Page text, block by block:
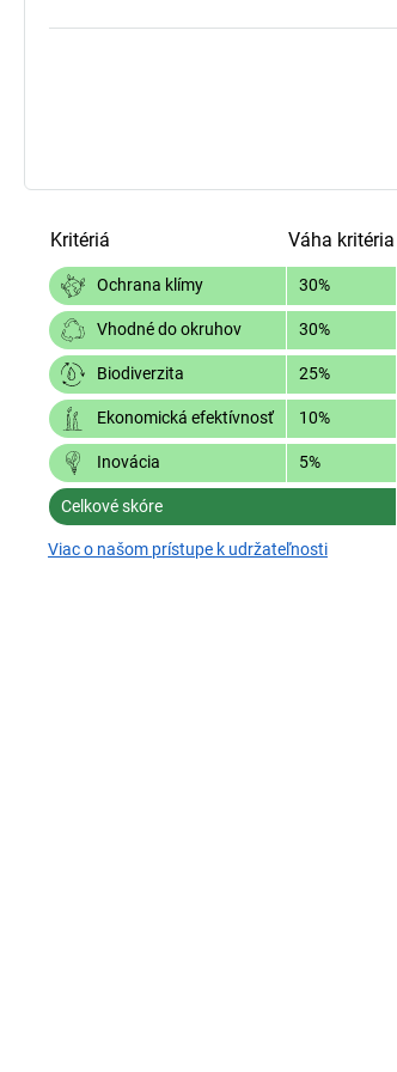
Kritériá Váha kritéria
Ochrana klímy 30%
Vhodné do okruhov 30%
Biodiverzita 25%
Ekonomická efektívnosť 10%
Inovácia 5%
Celkové skóre
Viac o našom prístupe k udržateľnosti